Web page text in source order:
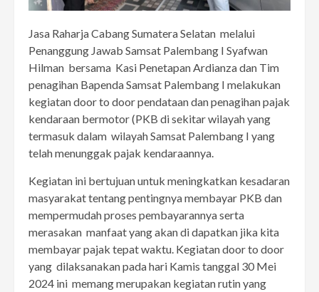
Jasa Raharja Cabang Sumatera Selatan melalui
Penanggung Jawab Samsat Palembang I Syafwan
Hilman bersama Kasi Penetapan Ardianza dan Tim
penagihan Bapenda Samsat Palembang I melakukan
kegiatan door to door pendataan dan penagihan pajak
kendaraan bermotor (PKB di sekitar wilayah yang
termasuk dalam wilayah Samsat Palembang I yang
telah menunggak pajak kendaraannya.
Kegiatan ini bertujuan untuk meningkatkan kesadaran
masyarakat tentang pentingnya membayar PKB dan
mempermudah proses pembayarannya serta
merasakan manfaat yang akan di dapatkan jika kita
membayar pajak tepat waktu. Kegiatan door to door
yang dilaksanakan pada hari Kamis tanggal 30 Mei
2024 ini memang merupakan kegiatan rutin yang